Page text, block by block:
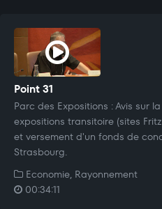
Point 31
Parc des Expositions : Avis sur
expositions transitoire (sites
et versement d'un fonds de
Strasbourg.
Economie, Rayonnement
00:34:11